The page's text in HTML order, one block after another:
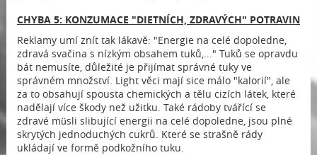
CHYBA 5: KONZUMACE "DIETNÍCH, ZDRAVÝCH" POTRAVIN
Reklamy umí znít tak lákavě: "Energie na celé dopoledne,
zdravá svačina s nízkým obsahem tuků,..." Tuků se opravdu
bát nemusíte, důležité je přijímat správné tuky ve
správném množství. Light věci mají sice málo "kalorií", ale
za to obsahují spousta chemických a tělu cizích látek, které
nadělají více škody než užitku. Také rádoby tvářící se
zdravé müsli slibující energii na celé dopoledne, jsou plné
skrytých jednoduchých cukrů. Které se strašně rády
ukládají ve formě podkožního tuku.